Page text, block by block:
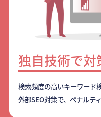
独自技術で対
検索頻度の高いキーワード
外部SEO対策で、ペナルテ